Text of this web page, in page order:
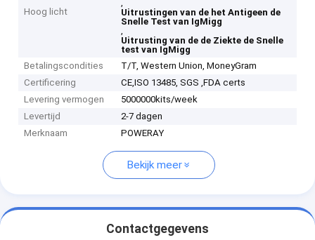
Hoog licht
,
Uitrustingen van de het Antigeen de
Snelle Test van IgMigg
,
Uitrusting van de de Ziekte de Snelle
test van IgMigg
Betalingscondities
T/T, Western Union, MoneyGram
Certificering
CE,ISO 13485, SGS ,FDA certs
Levering vermogen
5000000kits/week
Levertijd
2-7 dagen
Merknaam
POWERAY
Bekijk meer
Contactgegevens